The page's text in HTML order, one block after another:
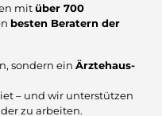
mitüber 700
besten Beratern der
sondern ein Ärztehaus-
– und wir unterstützen
zu arbeiten.